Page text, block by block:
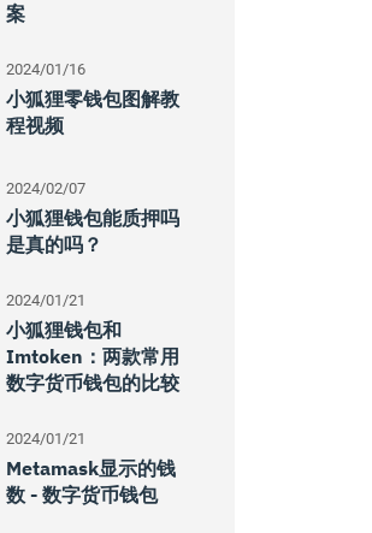
案
2024/01/16
小狐狸零钱包图解教
程视频
2024/02/07
小狐狸钱包能质押吗
是真的吗？
2024/01/21
小狐狸钱包和
Imtoken：两款常用
数字货币钱包的比较
2024/01/21
Metamask显示的钱
数 - 数字货币钱包